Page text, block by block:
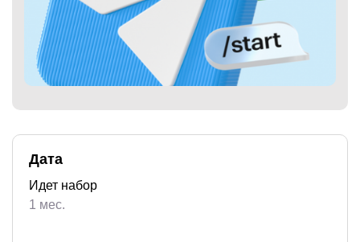
Дата
Идет набор
1 мес.